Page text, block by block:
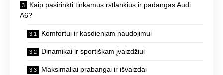
Kaip pasirinkti tinkamus ratlankius ir padangas Audi
A6?
Komfortui ir kasdieniam naudojimui
Dinamikai ir sportiškam įvaizdžiui
Maksimaliai prabangai ir išvaizdai